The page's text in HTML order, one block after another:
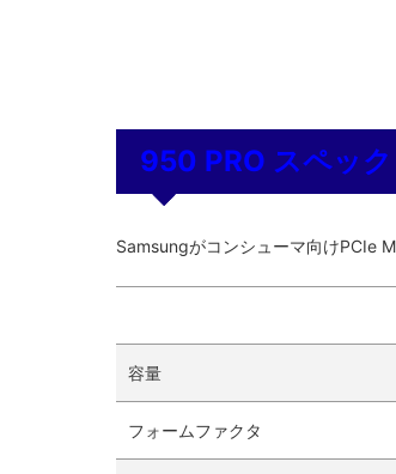
950 PRO スペック
Samsungがコンシューマ向けPCIe
容量
フォームファクタ